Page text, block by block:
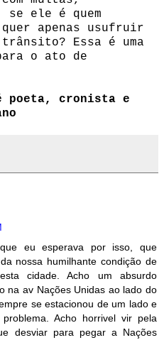
se ele é quem
apenas usufruir
Essa é uma
o ato de
poeta, cronista e
eu esperava por isso, que
nossa humilhante condição de
cidade. Acho um absurdo
na av Nações Unidas ao lado do
se estacionou de um lado e
Acho horrivel vir pela
desviar para pegar a Nações